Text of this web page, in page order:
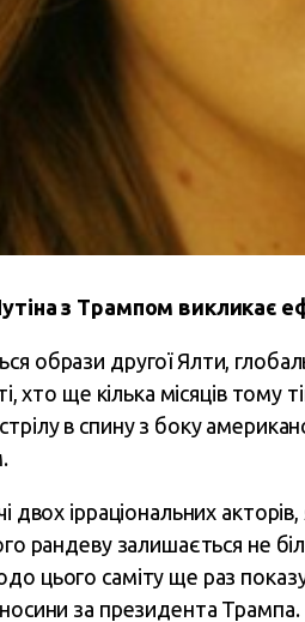
з Трампом викликає
образи другої Ялти,
ті, хто ще кілька місяців
в спину з боку
двох ірраціональних
рандеву залишається не
цього саміту ще раз
за президента